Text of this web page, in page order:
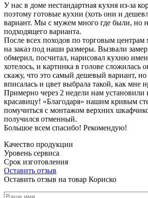
У нас в доме нестандартная кухня из-за
поэтому готовые кухни (хоть они и
вариант. Мы с мужем много где были, но
подходящего варианта.
После всех походов по торговым
на заказ под наши размеры. Вызвали
обмерил, посчитал, нарисовал кухню
хотелось, и картинка в голове сложилась
скажу, что это самый дешевый вариант,
вписалась и цвет выбрала такой, как мне
Примерно через 2 недели нам
красавицу! «Благодаря» нашим кривым
помучиться с монтажом верхних
получился отменный.
Большое всем спасибо! Рекомендую!
Качество продукции
Уровень сервиса
Срок изготовления
Оставить отзыв
Оставить отзыв на товар Кориско